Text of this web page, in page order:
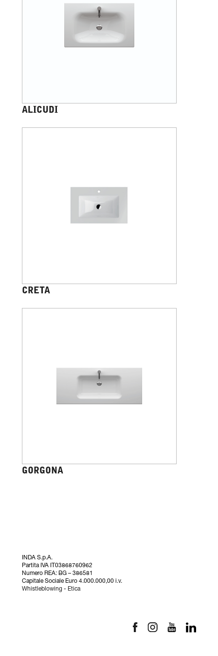
ALICUDI
CRETA
GORGONA
INDA S.p.A.
Partita IVA IT03868760962
Numero REA: BG – 386581
Capitale Sociale Euro 4.000.000,00 i.v.
Whistleblowing - Etica